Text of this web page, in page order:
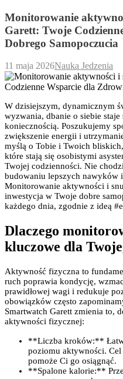
Monitorowanie
Garett: Twoje
Dobrego Samopoczucia
11 maja 2026Nauka Jedzenia
W dzisiejszym, dynamicznym
wyzwania, dbanie o siebie
koniecznością. Poszukujemy
zwiększenie energii i
myślą o Tobie i Twoich
które stają się osobistymi
Twojej codzienności. Nie
budowaniu lepszych nawyków
Monitorowanie aktywności i
inwestycja w Twoje dobre
każdego dnia, zgodnie z ideą
Dlaczego
kluczowe dla
Aktywność fizyczna to
ruch poprawia kondycję,
prawidłowej wagi i redukuje
obowiązków często
Smartwatch Garett zmienia to,
aktywności fizycznej:
**Liczba kroków:**
poziomu aktywności.
pomoże Ci go osiągnąć.
**Spalone kalorie:**